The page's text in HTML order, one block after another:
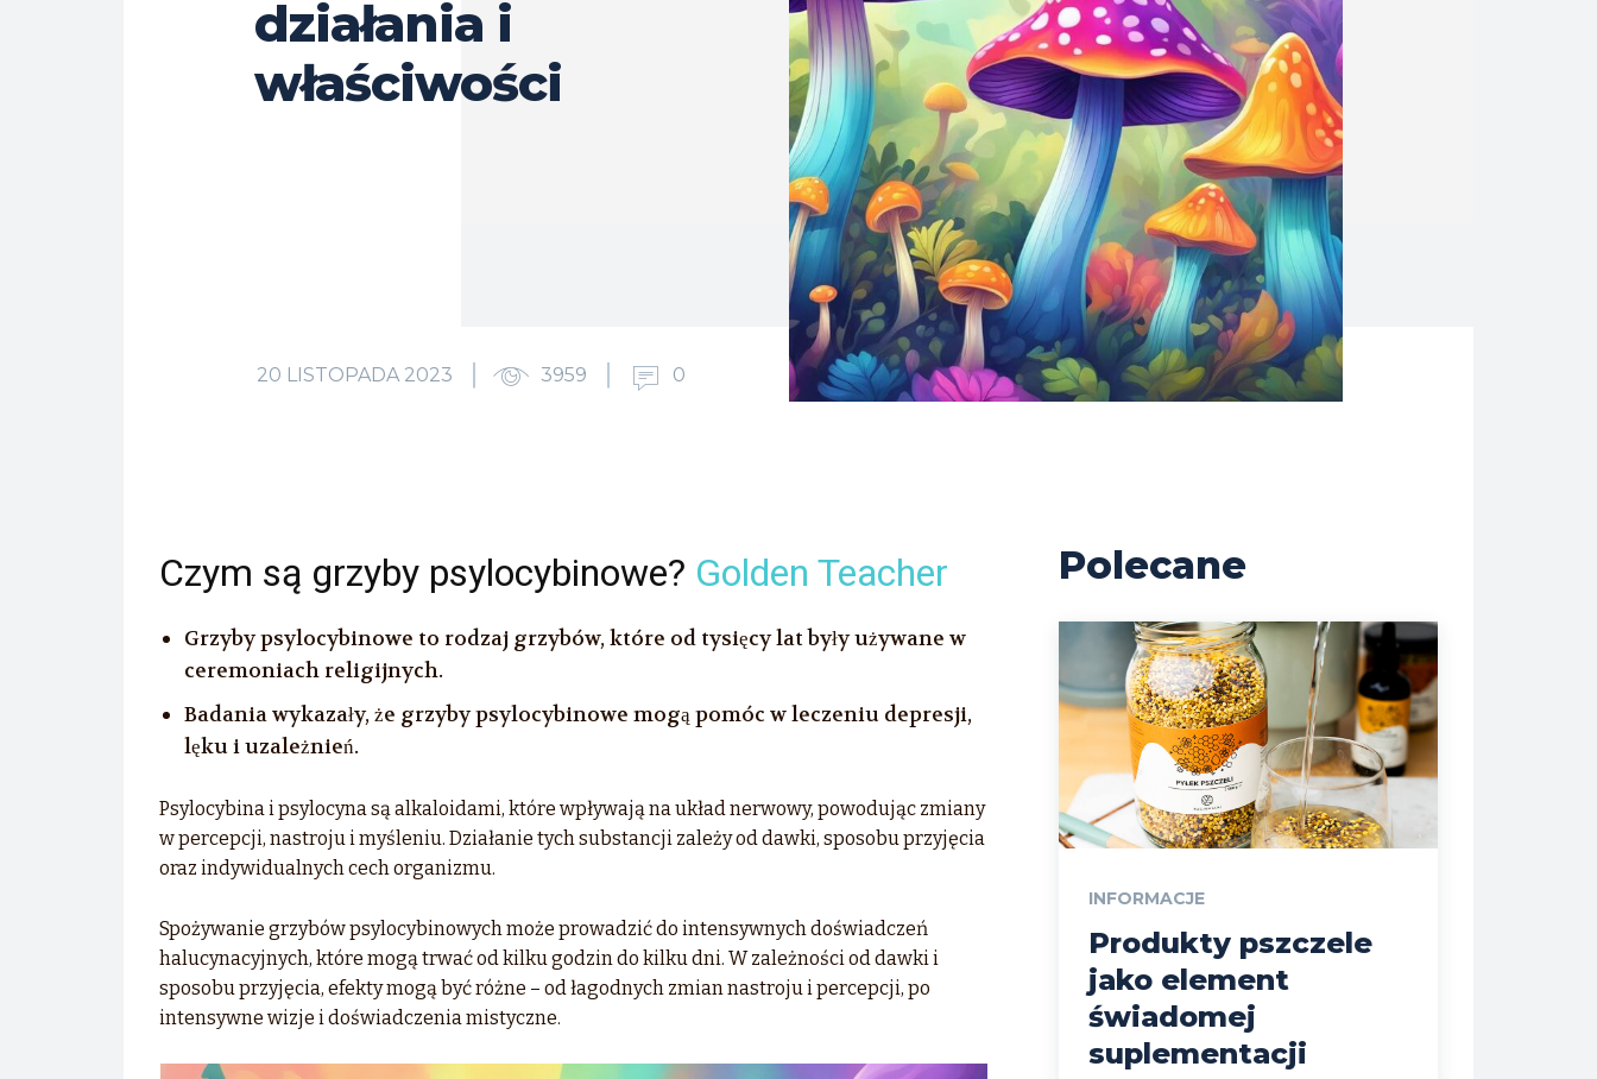
działania i
właściwości
20 LISTOPADA 2023 3959 0
Czym są grzyby psylocybinowe? Golden Teacher
Grzyby psylocybinowe to rodzaj grzybów, które od tysięcy lat były używane w
ceremoniach religijnych.
Badania wykazały, że grzyby psylocybinowe mogą pomóc w leczeniu depresji,
lęku i uzależnień.
Psylocybina i psylocyna są alkaloidami, które wpływają na układ nerwowy, powodując zmiany
w percepcji, nastroju i myśleniu. Działanie tych substancji zależy od dawki, sposobu przyjęcia
oraz indywidualnych cech organizmu.
Spożywanie grzybów psylocybinowych może prowadzić do intensywnych doświadczeń
halucynacyjnych, które mogą trwać od kilku godzin do kilku dni. W zależności od dawki i
sposobu przyjęcia, efekty mogą być różne – od łagodnych zmian nastroju i percepcji, po
intensywne wizje i doświadczenia mistyczne.
Polecane
INFORMACJE
Produkty pszczele
jako element
świadomej
suplementacji